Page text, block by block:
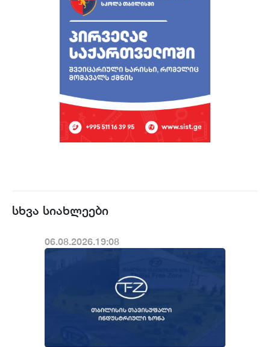
სხვა სიახლეები
06.08.2026.19:08